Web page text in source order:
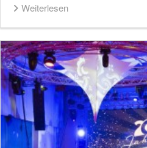
Weiterlesen